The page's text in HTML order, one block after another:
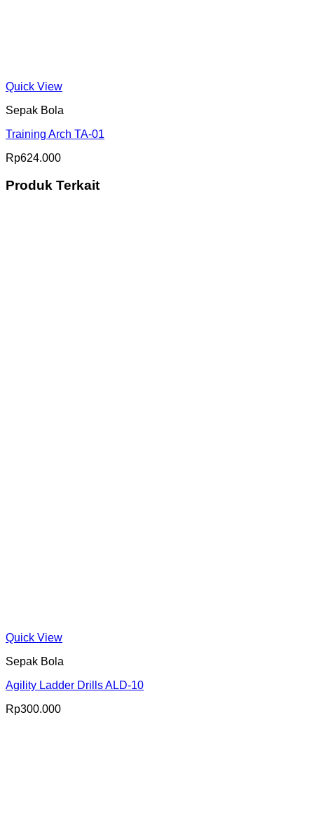
Quick View
Sepak Bola
Training Arch TA-01
Rp624.000
Produk Terkait
Quick View
Sepak Bola
Agility Ladder Drills ALD-10
Rp300.000